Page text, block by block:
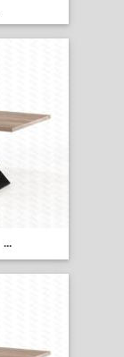
...